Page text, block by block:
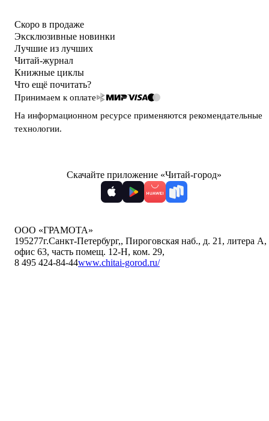
Скоро в продаже
Эксклюзивные новинки
Лучшие из лучших
Читай-журнал
Книжные циклы
Что ещё почитать?
Принимаем к оплате
На информационном ресурсе применяются рекомендательные
технологии.
Скачайте приложение «Читай-город»
ООО «ГРАМОТА»
195277г.Санкт-Петербург,, Пироговская наб., д. 21, литера А,
офис 63, часть помещ. 12-Н, ком. 29,
8 495 424-84-44www.chitai-gorod.ru/